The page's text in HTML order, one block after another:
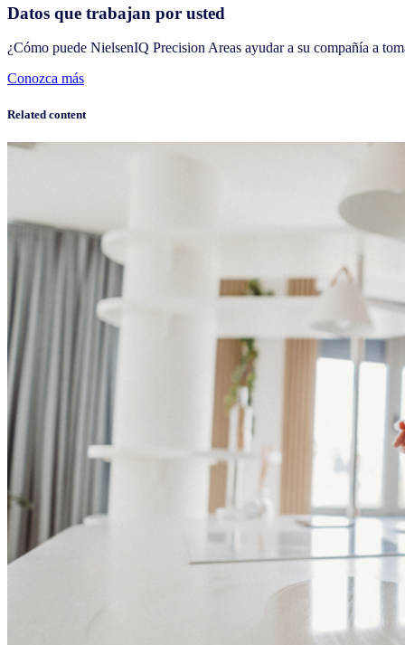
Datos que trabajan por usted
¿Cómo puede NielsenIQ Precision Areas ayudar a su compañía a
Conozca más
Related content